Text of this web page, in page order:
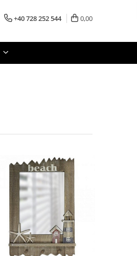
+40 728 252 544 0,00